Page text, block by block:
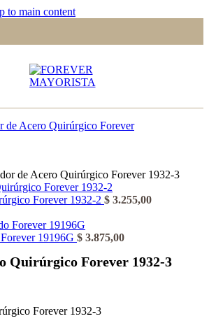
to main content
de Acero Quirúrgico Forever 1932-3
Forever 1932-2 $ 3.255,00
19196G $ 3.875,00
Quirúrgico Forever 1932-3
Forever 1932-3